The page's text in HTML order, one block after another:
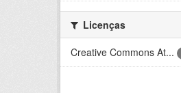
Licenças
Creative Commons At...